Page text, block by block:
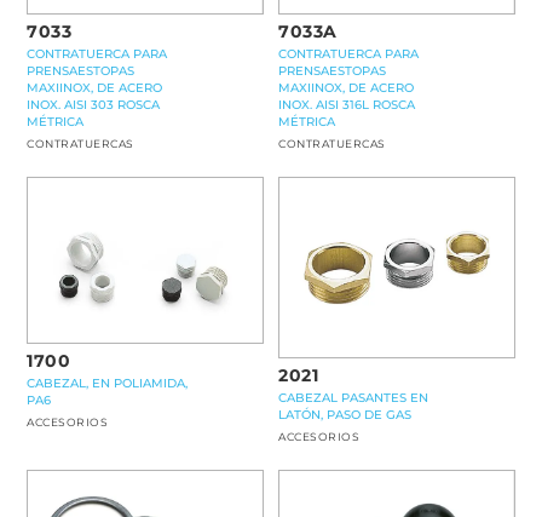
7033
CONTRATUERCA PARA
PRENSAESTOPAS
MAXIINOX, DE ACERO
INOX. AISI 303 ROSCA
MÉTRICA
CONTRATUERCAS
7033A
CONTRATUERCA PARA
PRENSAESTOPAS
MAXIINOX, DE ACERO
INOX. AISI 316L ROSCA
MÉTRICA
CONTRATUERCAS
1700
CABEZAL, EN POLIAMIDA,
PA6
ACCESORIOS
2021
CABEZAL PASANTES EN
LATÓN, PASO DE GAS
ACCESORIOS